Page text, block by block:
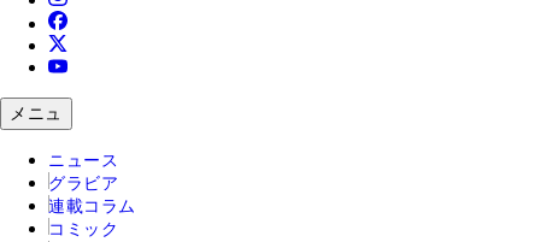
メニュ
ニュース
グラビア
連載コラム
コミック